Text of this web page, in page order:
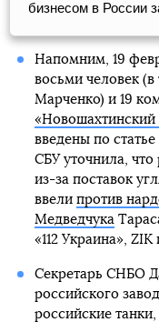
бизнесом в России
Напомним, 19
восьми человек
Марченко) и 19
«Новошахтинский
введены по
СБУ уточнила,
из-за поставок
ввели против
Медведчука
«112 Украина», ZIK
Секретарь СНБО
российского
российские